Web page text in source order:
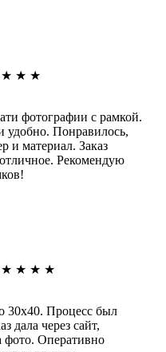
★ ★ ★
фотографии с рамкой.
удобно. Понравилось,
и материал. Заказ
Рекомендую
★ ★ ★ ★
30х40. Процесс был
дала через сайт,
фото. Оперативно